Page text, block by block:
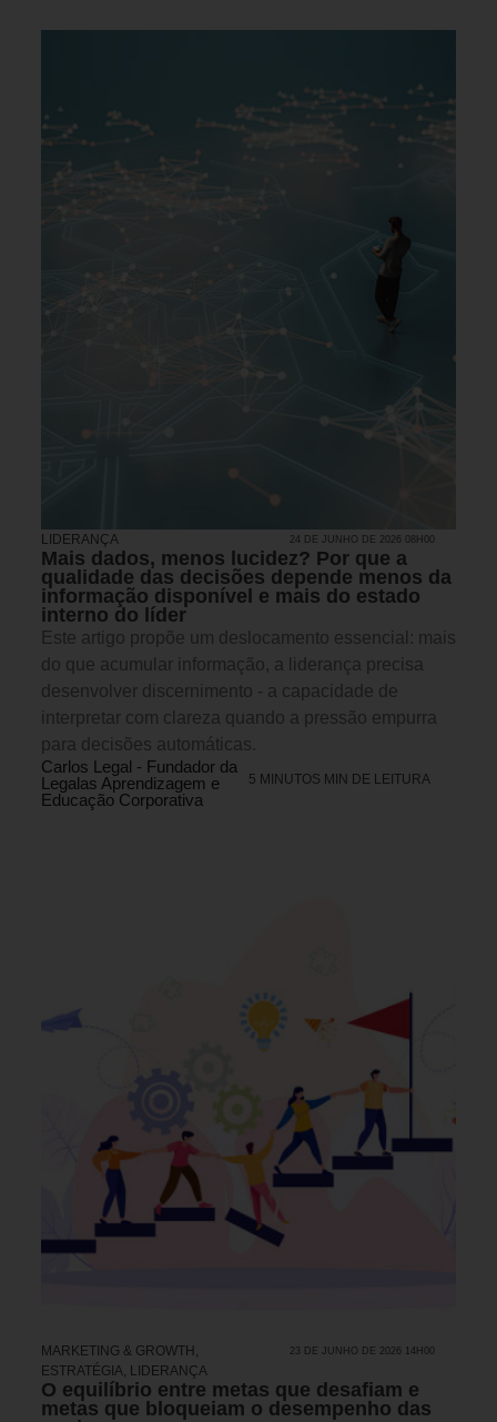
LIDERANÇA 24 DE JUNHO DE 2026 08H00
Mais dados, menos lucidez? Por que a
qualidade das decisões depende menos da
informação disponível e mais do estado
interno do líder
Este artigo propõe um deslocamento essencial: mais
do que acumular informação, a liderança precisa
desenvolver discernimento - a capacidade de
interpretar com clareza quando a pressão empurra
para decisões automáticas.
Carlos Legal - Fundador da
Legalas Aprendizagem e
Educação Corporativa
5 MINUTOS MIN DE LEITURA
MARKETING & GROWTH ,
ESTRATÉGIA, LIDERANÇA
23 DE JUNHO DE 2026 14H00
O equilíbrio entre metas que desafiam e
metas que bloqueiam o desempenho das